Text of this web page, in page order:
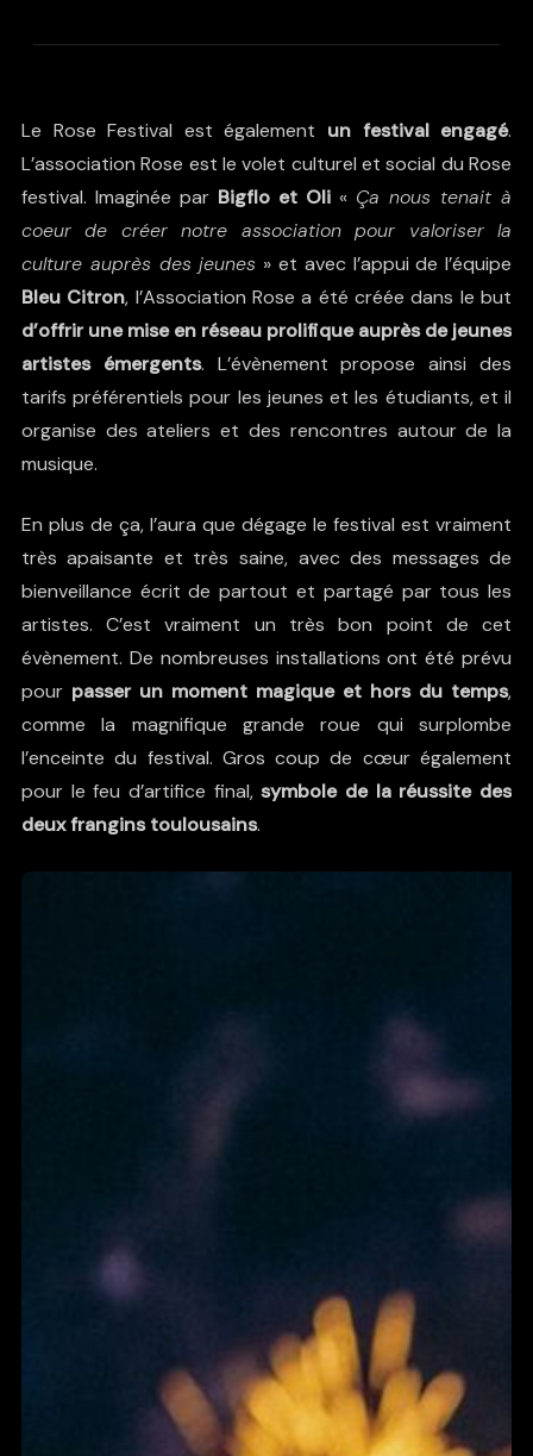
Le Rose Festival est également un festival engagé.
L’association Rose est le volet culturel et social du Rose
festival. Imaginée parBigflo et Oli « Ça nous tenait à
coeur de créer notre association pour valoriser la
culture auprès des jeunes » et avec l’appui de l’équipe
Bleu Citron, l’Association Rose a été créée dans le but
d’offrir une mise en réseau prolifique auprès de jeunes
artistes émergents. L’évènement propose ainsi des
tarifs préférentiels pour les jeunes et les étudiants, et il
organise des ateliers et des rencontres autour de la
musique.
En plus de ça, l’aura que dégage le festival est vraiment
très apaisante et très saine, avec des messages de
bienveillance écrit de partout et partagé par tous les
artistes. C’est vraiment un très bon point de cet
évènement. De nombreuses installations ont été prévu
pour passer un moment magique et hors du temps,
comme la magnifique grande roue qui surplombe
l’enceinte du festival. Gros coup de cœur également
pour le feu d’artifice final,symbole de la réussite des
deux frangins toulousains.